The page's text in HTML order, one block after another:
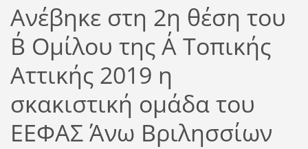
Ανέβηκε στη 2η θέση του
Β΄ Ομίλου της Α΄ Τοπικής
Αττικής 2019 η
σκακιστική ομάδα του
ΕΕΦΑΣ Άνω Βριλησσίων